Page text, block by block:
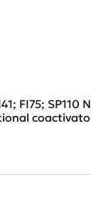
FI75;